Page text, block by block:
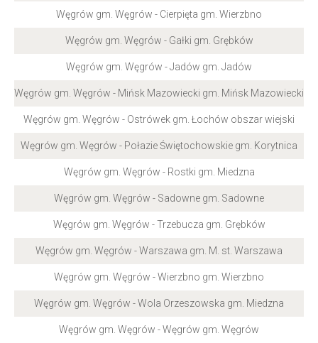
Węgrów gm. Węgrów - Cierpięta gm. Wierzbno
Węgrów gm. Węgrów - Gałki gm. Grębków
Węgrów gm. Węgrów - Jadów gm. Jadów
Węgrów gm. Węgrów - Mińsk Mazowiecki gm. Mińsk Mazowiecki
Węgrów gm. Węgrów - Ostrówek gm. Łochów obszar wiejski
Węgrów gm. Węgrów - Połazie Świętochowskie gm. Korytnica
Węgrów gm. Węgrów - Rostki gm. Miedzna
Węgrów gm. Węgrów - Sadowne gm. Sadowne
Węgrów gm. Węgrów - Trzebucza gm. Grębków
Węgrów gm. Węgrów - Warszawa gm. M. st. Warszawa
Węgrów gm. Węgrów - Wierzbno gm. Wierzbno
Węgrów gm. Węgrów - Wola Orzeszowska gm. Miedzna
Węgrów gm. Węgrów - Węgrów gm. Węgrów